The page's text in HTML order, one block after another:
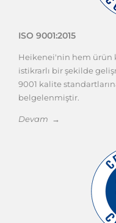
ISO 9001:2015
Heikenei'nin hem ürün
istikrarlı bir şekilde
9001 kalite
belgelenmiştir.
Devam →